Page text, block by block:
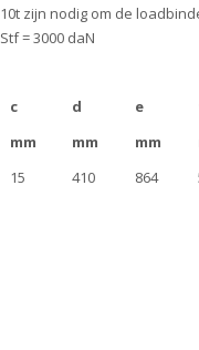
10t zijn nodig om de
Stf = 3000 daN
c d e
mm mm mm
15 410 864